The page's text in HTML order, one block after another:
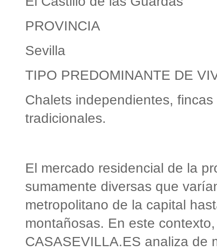
PROVINCIA
Sevilla
TIPO PREDOMINANTE DE
Chalets independientes,
tradicionales.
El mercado residencial de la
sumamente diversas que
metropolitano de la capital
montañosas. En este
CASASEVILLA.ES analiza de